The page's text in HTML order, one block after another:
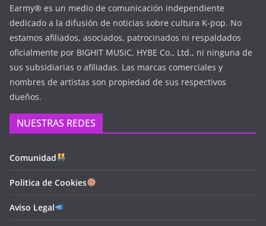
Earmy® es un medio de comunicación independiente
dedicado a la difusión de noticias sobre cultura K-pop. No
estamos afiliados, asociados, patrocinados ni respaldados
oficialmente por BIGHIT MUSIC, HYBE Co., Ltd., ni ninguna de
sus subsidiarias o afiliadas. Las marcas comerciales y
nombres de artistas son propiedad de sus respectivos
dueños.
NUESTRAS REDES
Comunidad
Politica de Cookies
Aviso Legal